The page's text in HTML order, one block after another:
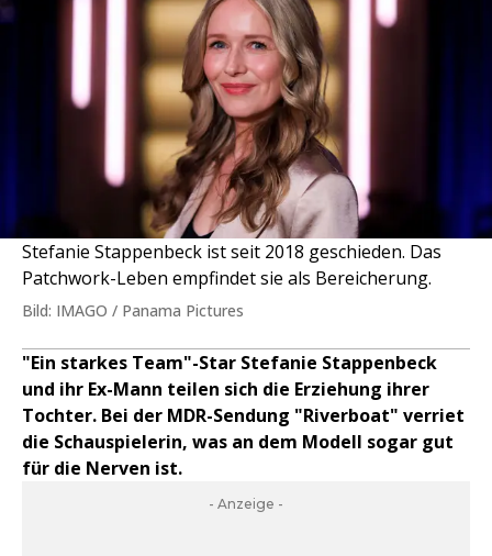
Stefanie Stappenbeck ist seit 2018 geschieden. Das
Patchwork-Leben empfindet sie als Bereicherung.
Bild: IMAGO / Panama Pictures
"Ein starkes Team"-Star Stefanie Stappenbeck
und ihr Ex-Mann teilen sich die Erziehung ihrer
Tochter. Bei der MDR-Sendung "Riverboat" verriet
die Schauspielerin, was an dem Modell sogar gut
für die Nerven ist.
- Anzeige -